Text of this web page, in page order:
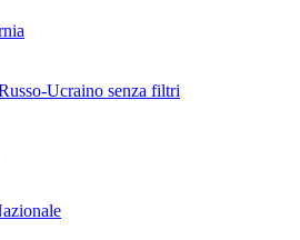
Ucraino senza filtri